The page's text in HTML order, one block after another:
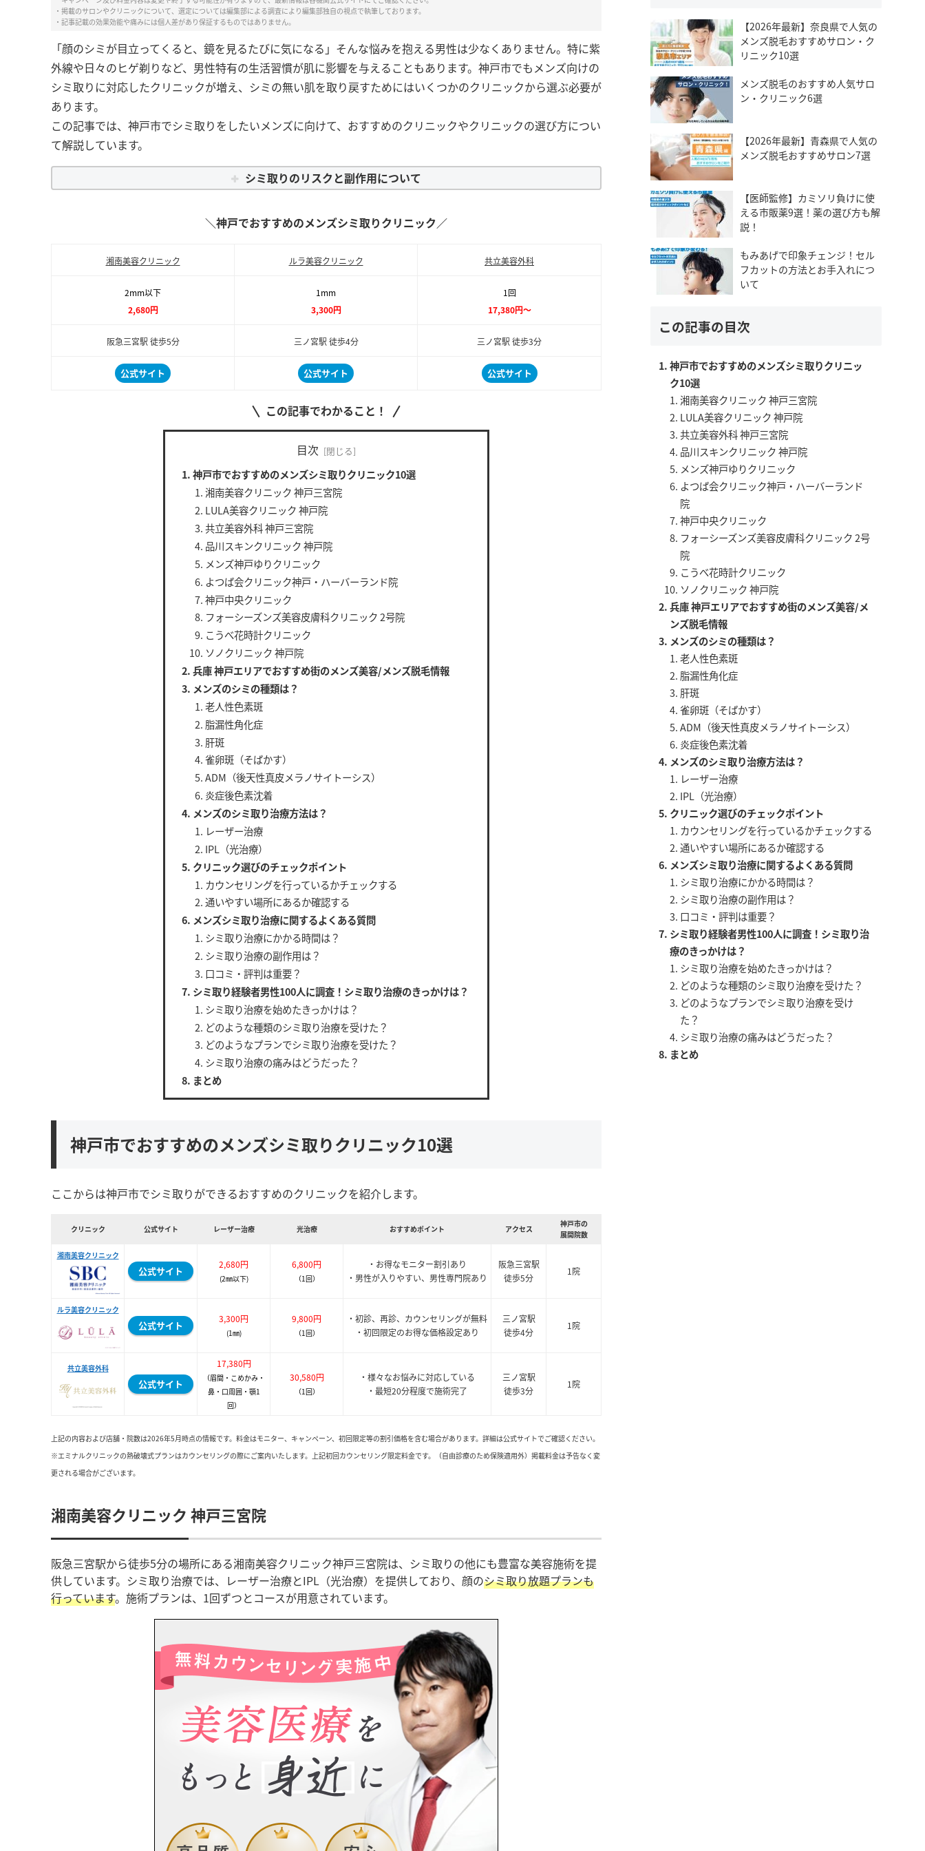
・掲載のサロンやクリニックについて、選定については編集部による調査により編集部独自の視点で執筆しております。
・記事記載の効果効能や痛みには個人差があり保証するものではありません。
「顔のシミが目立ってくると、鏡を見るたびに気になる」そんな悩みを抱える男性は少なくありません。特に紫
外線や日々のヒゲ剃りなど、男性特有の生活習慣が肌に影響を与えることもあります。神戸市でもメンズ向けの
シミ取りに対応したクリニックが増え、シミの無い肌を取り戻すためにはいくつかのクリニックから選ぶ必要が
あります。
この記事では、神戸市でシミ取りをしたいメンズに向けて、おすすめのクリニックやクリニックの選び方につい
て解説しています。
シミ取りのリスクと副作用について
＼神戸でおすすめのメンズシミ取りクリニック／
湘南美容クリニック ルラ美容クリニック 共立美容外科
2mm以下
2,680円
1mm
3,300円
1回
17,380円～
阪急三宮駅 徒歩5分 三ノ宮駅 徒歩4分 三ノ宮駅 徒歩3分
公式サイト 公式サイト 公式サイト
この記事でわかること！
目次
神戸市でおすすめのメンズシミ取りクリニック10選
湘南美容クリニック 神戸三宮院
LULA美容クリニック 神戸院
共立美容外科 神戸三宮院
品川スキンクリニック 神戸院
メンズ神戸ゆりクリニック
よつば会クリニック神戸・ハーバーランド院
神戸中央クリニック
フォーシーズンズ美容皮膚科クリニック 2号院
こうべ花時計クリニック
ソノクリニック 神戸院
兵庫 神戸エリアでおすすめ街のメンズ美容/メンズ脱毛情報
メンズのシミの種類は？
老人性色素斑
脂漏性角化症
肝斑
雀卵斑（そばかす）
ADM（後天性真皮メラノサイトーシス）
炎症後色素沈着
メンズのシミ取り治療方法は？
レーザー治療
IPL（光治療）
クリニック選びのチェックポイント
カウンセリングを行っているかチェックする
通いやすい場所にあるか確認する
メンズシミ取り治療に関するよくある質問
シミ取り治療にかかる時間は？
シミ取り治療の副作用は？
口コミ・評判は重要？
シミ取り経験者男性100人に調査！シミ取り治療のきっかけは？
シミ取り治療を始めたきっかけは？
どのような種類のシミ取り治療を受けた？
どのようなプランでシミ取り治療を受けた？
シミ取り治療の痛みはどうだった？
まとめ
神戸市でおすすめのメンズシミ取りクリニック10選
ここからは神戸市でシミ取りができるおすすめのクリニックを紹介します。
クリニック 公式サイト レーザー治療 光治療 おすすめポイント アクセス
神戸市の
展開院数
湘南美容クリニック
公式サイト
2,680円
(2㎜以下)
6,800円
（1回）
・お得なモニター割引あり
・男性が入りやすい、男性専門院あり
阪急三宮駅
徒歩5分
1院
ルラ美容クリニック
公式サイト
3,300円
(1㎜)
9,800円
（1回）
・初診、再診、カウンセリングが無料
・初回限定のお得な価格設定あり
三ノ宮駅
徒歩4分
1院
共立美容外科
公式サイト
17,380円
（眉間・こめかみ・
鼻・口周囲・顎1
回）
30,580円
（1回）
・様々なお悩みに対応している
・最短20分程度で施術完了
三ノ宮駅
徒歩3分
1院
上記の内容および店舗・院数は2026年5月時点の情報です。料金はモニター、キャンペーン、初回限定等の割引価格を含む場合があります。詳細は公式サイトでご確認ください。
※エミナルクリニックの熱破壊式プランはカウンセリングの際にご案内いたします。上記初回カウンセリング限定料金です。（自由診療のため保険適用外）掲載料金は予告なく変
更される場合がございます。
湘南美容クリニック 神戸三宮院
阪急三宮駅から徒歩5分の場所にある湘南美容クリニック神戸三宮院は、シミ取りの他にも豊富な美容施術を提
供しています。シミ取り治療では、レーザー治療とIPL（光治療）を提供しており、顔のシミ取り放題プランも
行っています。施術プランは、1回ずつとコースが用意されています。
【2026年最新】奈良県で人気の
メンズ脱毛おすすめサロン・ク
リニック10選
メンズ脱毛のおすすめ人気サロ
ン・クリニック6選
【2026年最新】青森県で人気の
メンズ脱毛おすすめサロン7選
【医師監修】カミソリ負けに使
える市販薬9選！薬の選び方も解
説！
もみあげで印象チェンジ！セル
フカットの方法とお手入れにつ
いて
この記事の目次
神戸市でおすすめのメンズシミ取りクリニッ
ク10選
湘南美容クリニック 神戸三宮院
LULA美容クリニック 神戸院
共立美容外科 神戸三宮院
品川スキンクリニック 神戸院
メンズ神戸ゆりクリニック
よつば会クリニック神戸・ハーバーランド
院
神戸中央クリニック
フォーシーズンズ美容皮膚科クリニック 2号
院
こうべ花時計クリニック
ソノクリニック 神戸院
兵庫 神戸エリアでおすすめ街のメンズ美容/メ
ンズ脱毛情報
メンズのシミの種類は？
老人性色素斑
脂漏性角化症
肝斑
雀卵斑（そばかす）
ADM（後天性真皮メラノサイトーシス）
炎症後色素沈着
メンズのシミ取り治療方法は？
レーザー治療
IPL（光治療）
クリニック選びのチェックポイント
カウンセリングを行っているかチェックする
通いやすい場所にあるか確認する
メンズシミ取り治療に関するよくある質問
シミ取り治療にかかる時間は？
シミ取り治療の副作用は？
口コミ・評判は重要？
シミ取り経験者男性100人に調査！シミ取り治
療のきっかけは？
シミ取り治療を始めたきっかけは？
どのような種類のシミ取り治療を受けた？
どのようなプランでシミ取り治療を受け
た？
シミ取り治療の痛みはどうだった？
まとめ